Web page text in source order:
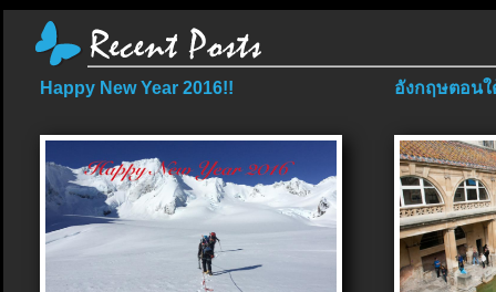
Happy New Year 2016!! อังกฤษตอนใ